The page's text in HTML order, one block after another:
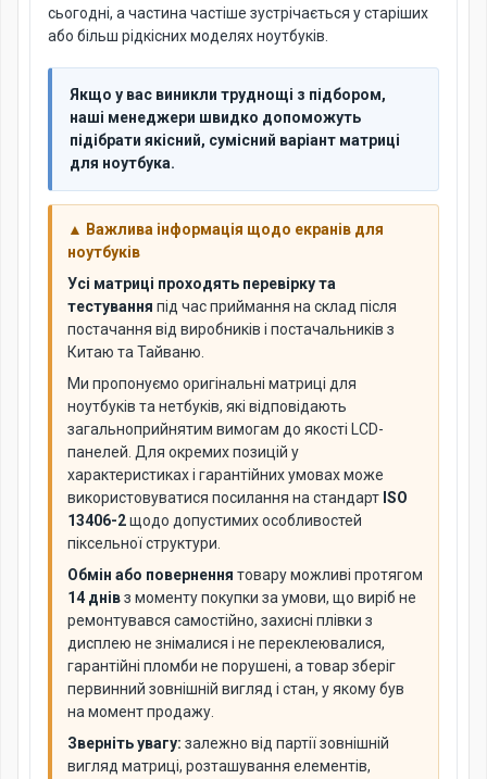
сьогодні, а частина частіше зустрічається у старіших
або більш рідкісних моделях ноутбуків.
Якщо у вас виникли труднощі з підбором,
наші менеджери швидко допоможуть
підібрати якісний, сумісний варіант матриці
для ноутбука.
▲ Важлива інформація щодо екранів для
ноутбуків
Усі матриці проходять перевірку та
тестування під час приймання на склад після
постачання від виробників і постачальників з
Китаю та Тайваню.
Ми пропонуємо оригінальні матриці для
ноутбуків та нетбуків, які відповідають
загальноприйнятим вимогам до якості LCD-
панелей. Для окремих позицій у
характеристиках і гарантійних умовах може
використовуватися посилання на стандарт ISO
13406-2щодо допустимих особливостей
піксельної структури.
Обмін або повернення товару можливі протягом
14 днівз моменту покупки за умови, що виріб не
ремонтувався самостійно, захисні плівки з
дисплею не знімалися і не переклеювалися,
гарантійні пломби не порушені, а товар зберіг
первинний зовнішній вигляд і стан, у якому був
на момент продажу.
Зверніть увагу: залежно від партії зовнішній
вигляд матриці, розташування елементів,